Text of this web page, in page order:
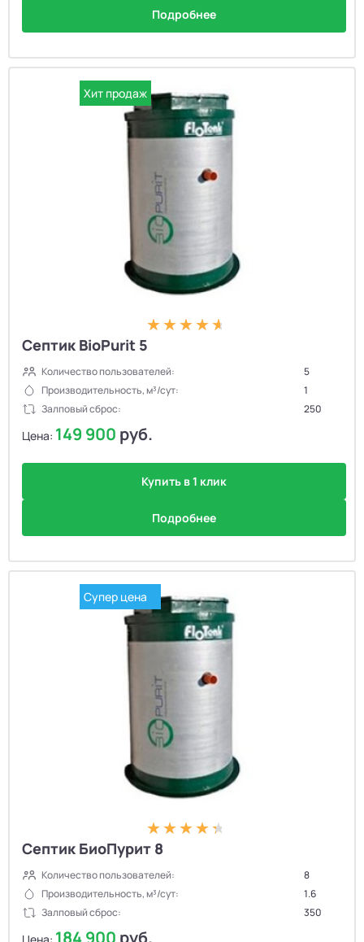
Подробнее
Хит продаж
Септик BioPurit 5
Количество пользователей:
5
Производительность, м³/сут:
1
Залповый сброс:
250
Цена: 149 900 руб.
Купить в 1 клик
Подробнее
Супер цена
Септик БиоПурит 8
Количество пользователей:
8
Производительность, м³/сут:
1.6
Залповый сброс:
350